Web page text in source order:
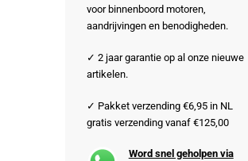
voor binnenboord motoren,
aandrijvingen en benodigheden.
✓ 2 jaar garantie op al onze nieuwe
artikelen.
✓ Pakket verzending €6,95 in NL
gratis verzending vanaf €125,00
Word snel geholpen via